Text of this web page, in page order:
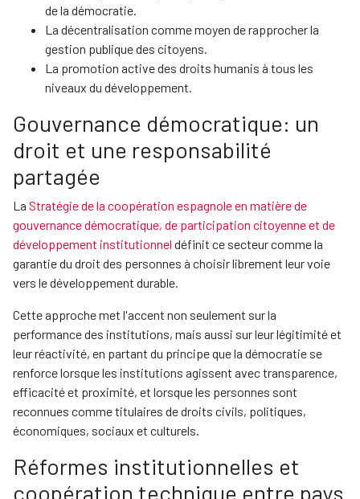
de la démocratie.
La décentralisation comme moyen de rapprocher la
gestion publique des citoyens.
La promotion active des droits humanis à tous les
niveaux du développement.
Gouvernance démocratique: un
droit et une responsabilité
partagée
La Stratégie de la coopération espagnole en matière de
gouvernance démocratique, de participation citoyenne et de
développement institutionnel définit ce secteur comme la
garantie du droit des personnes à choisir librement leur voie
vers le développement durable.
Cette approche met l'accent non seulement sur la
performance des institutions, mais aussi sur leur légitimité et
leur réactivité, en partant du principe que la démocratie se
renforce lorsque les institutions agissent avec transparence,
efficacité et proximité, et lorsque les personnes sont
reconnues comme titulaires de droits civils, politiques,
économiques, sociaux et culturels.
Réformes institutionnelles et
coopération technique entre pays